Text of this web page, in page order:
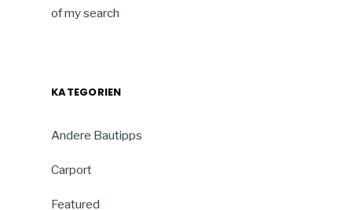
of my search
KATEGORIEN
Andere Bautipps
Carport
Featured